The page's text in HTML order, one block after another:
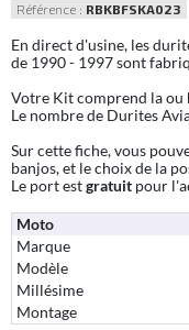
Référence : RBKBFSKA023
En direct d'usine, les
de 1990 - 1997 sont
Votre Kit comprend la ou
Le nombre de Durites
Sur cette fiche, vous
banjos, et le choix de la
Le port estgratuit pour
Moto
Marque
Modèle
Millésime
Montage